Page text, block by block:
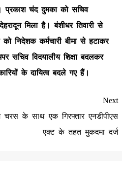
प्रकाश चंद दुमका को सचिव
मिला है। बंशीधर तिवारी से
निदेशक कर्मचारी बीमा से हटाकर
सचिव विदयालीय शिक्षा बदलकर
के दायित्व बदले गए हैं।
Next
चरस के साथ एक गिरफ्तार एनडीपीएस
एक्ट के तहत मुकदमा दर्ज